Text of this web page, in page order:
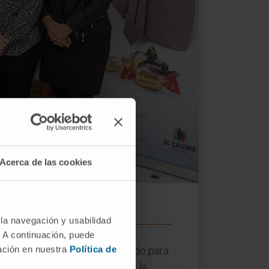
de las cookies
navegación y usabilidad
continuación, puede
en nuestra Política de
Tafalla han firmado un acuerdo para